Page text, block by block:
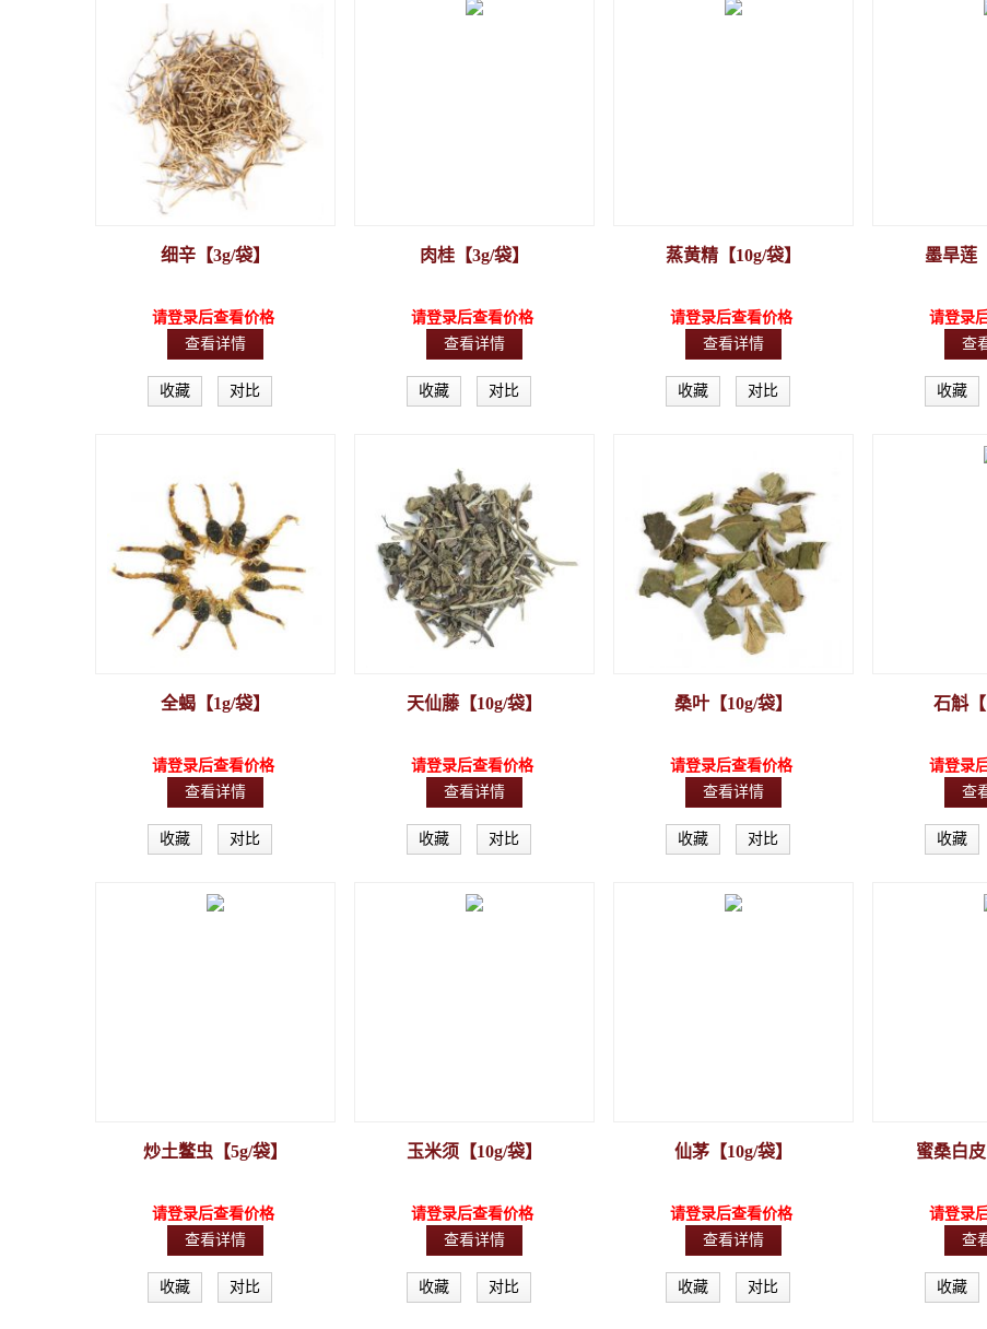
细辛【3g/袋】
请登录后查看价格
查看详情
收藏 对比
肉桂【3g/袋】
请登录后查看价格
查看详情
收藏 对比
蒸黄精【10g/袋】
请登录后查看价格
查看详情
收藏 对比
墨旱莲
请登录
查
收藏
全蝎【1g/袋】
请登录后查看价格
查看详情
收藏 对比
天仙藤【10g/袋】
请登录后查看价格
查看详情
收藏 对比
桑叶【10g/袋】
请登录后查看价格
查看详情
收藏 对比
石斛【
请登录
查
收藏
炒土鳖虫【5g/袋】
请登录后查看价格
查看详情
收藏 对比
玉米须【10g/袋】
请登录后查看价格
查看详情
收藏 对比
仙茅【10g/袋】
请登录后查看价格
查看详情
收藏 对比
蜜桑白皮
请登录
查
收藏